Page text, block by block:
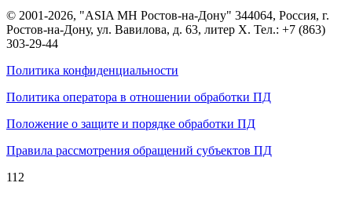
© 2001-2026, "ASIA MH Ростов-на-Дону" 344064, Россия, г.
Ростов-на-Дону, ул. Вавилова, д. 63, литер Х. Тел.: +7 (863)
303-29-44
Политика конфиденциальности
Политика оператора в отношении обработки ПД
Положение о защите и порядке обработки ПД
Правила рассмотрения обращений субъектов ПД
112